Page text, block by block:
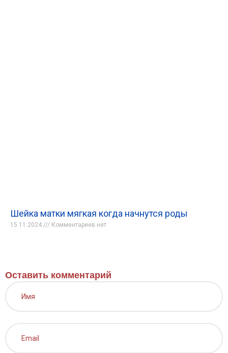
Шейка матки мягкая когда начнутся роды
15.11.2024 Комментариев нет
Оставить комментарий